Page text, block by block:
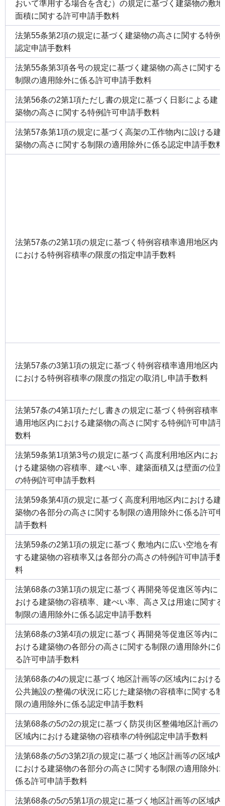
おいて準用する場合を含む）の規定に基づく建築物の敷地
面積に関する許可申請手数料
法第55条第2項の規定に基づく建築物の高さに関する特例
認定申請手数料
法第55条第3項各号の規定に基づく建築物の高さに関する
制限の適用除外に係る許可申請手数料
法第56条の2第1項ただし書の規定に基づく日影による建
築物の高さに関する特例許可申請手数料
法第57条第1項の規定に基づく高架の工作物内に設ける建
築物の高さに関する制限の適用除外に係る認定申請手数料
法第57条の2第1項の規定に基づく特例容積率適用地区内
における特例容積率の限度の指定申請手数料
法第57条の3第1項の規定に基づく特例容積率適用地区内
における特例容積率の限度の指定の取消し申請手数料
法第57条の4第1項ただし書きの規定に基づく特例容積率
適用地区内における建築物の高さに関する特例許可申請手
数料
法第59条第1項第3号の規定に基づく高度利用地区内にお
ける建築物の容積率、建ぺい率、建築面積又は壁面の位置
の特例許可申請手数料
法第59条第4項の規定に基づく高度利用地区内における建
築物の各部分の高さに関する制限の適用除外に係る許可申
請手数料
法第59条の2第1項の規定に基づく敷地内に広い空地を有
する建築物の容積率又は各部分の高さの特例許可申請手数
料
法第68条の3第1項の規定に基づく再開発等促進区等内に
おける建築物の容積率、建ぺい率、高さ又は用途に関する
制限の適用除外に係る認定申請手数料
法第68条の3第4項の規定に基づく再開発等促進区等内に
おける建築物の各部分の高さに関する制限の適用除外に係
る許可申請手数料
法第68条の4の規定に基づく地区計画等の区域内における
公共施設の整備の状況に応じた建築物の容積率に関する制
限の適用除外に係る認定申請手数料
法第68条の5の2の規定に基づく防災街区整備地区計画の
区域内における建築物の容積率の特例認定申請手数料
法第68条の5の3第2項の規定に基づく地区計画等の区域内
における建築物の各部分の高さに関する制限の適用除外に
係る許可申請手数料
法第68条の5の5第1項の規定に基づく地区計画等の区域内